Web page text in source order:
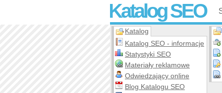
Katalog SEO
Katalog
Katalog SEO - informacje
Statystyki SEO
Materiały reklamowe
Odwiedzający online
Blog Katalogu SEO